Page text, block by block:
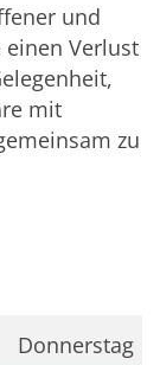
und
Verlust
mit
zu
Donnerstag